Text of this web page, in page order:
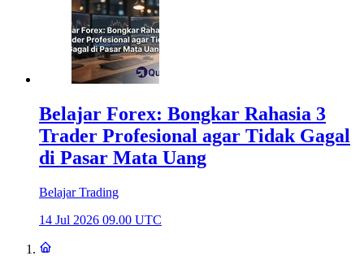
Belajar Forex: Bongkar Rahasia 3
Trader Profesional agar Tidak Gagal
di Pasar Mata Uang
Belajar Trading
14 Jul 2026 09.00 UTC